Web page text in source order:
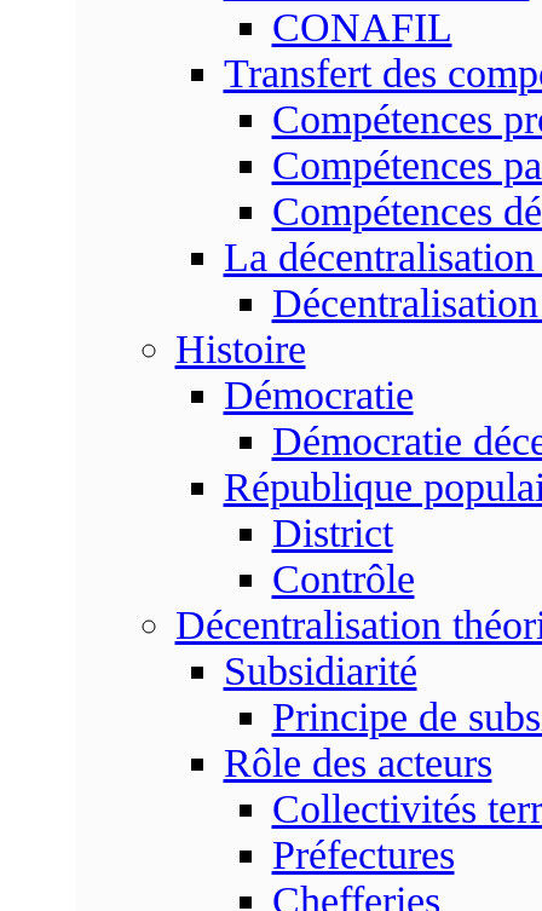
CONAFIL
Transfert des
Compétences
Compétences
Compétences
La
Histoire
Démocratie
Démocratie
République
District
Contrôle
Décentralisation
Subsidiarité
Principe de
Rôle des acteurs
Collectivités
Préfectures
Chefferies